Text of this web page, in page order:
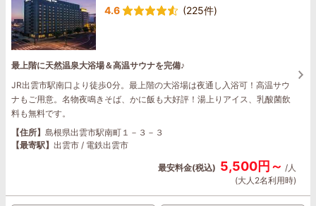
4.6
(225件)
最上階に天然温泉大浴場＆高温サウナを完備♪
JR出雲市駅南口より徒歩0分。最上階の大浴場は夜通し入浴可！高温サウ
ナもご用意。名物夜鳴きそば、かに飯も大好評！湯上りアイス、乳酸菌飲
料も無料です。
【住所】 島根県出雲市駅南町１－３－３
【最寄駅】 出雲市 / 電鉄出雲市
最安料金(税込) 5,500円～ /人
(大人2名利用時)